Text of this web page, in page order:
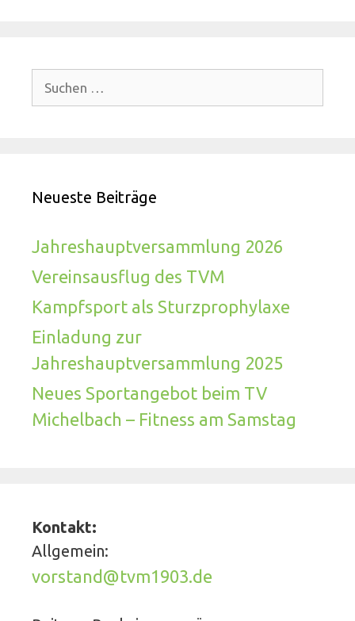
nach:
Neueste Beiträge
Jahreshauptversammlung 2026
Vereinsausflug des TVM
Kampfsport als Sturzprophylaxe
Einladung zur
Jahreshauptversammlung 2025
Neues Sportangebot beim TV
Michelbach – Fitness am Samstag
Kontakt:
Allgemein:
vorstand@tvm1903.de